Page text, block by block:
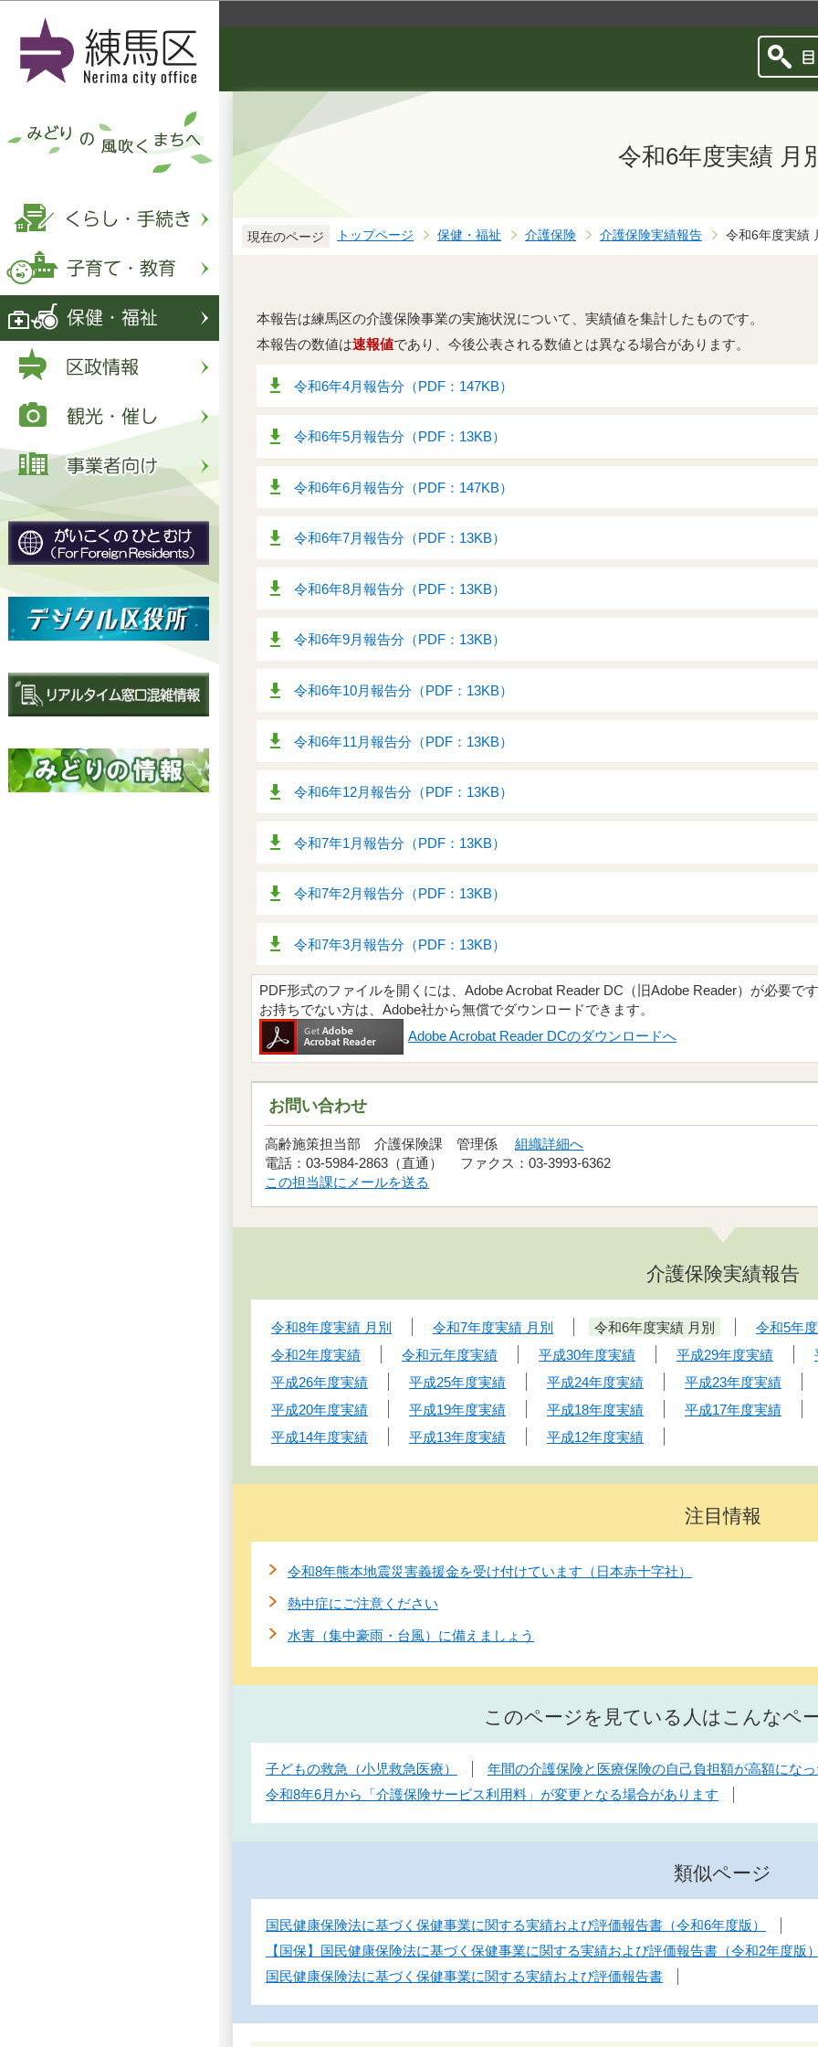
令和6年度実績 月
現在のページ トップページ 保健・福祉 介護保険 介護保険実績報告 令和6年度実績
本報告は練馬区の介護保険事業の実施状況について、実績値を集計したものです。
本報告の数値は速報値であり、今後公表される数値とは異なる場合があります。
令和6年4月報告分（PDF：147KB）
令和6年5月報告分（PDF：13KB）
令和6年6月報告分（PDF：147KB）
令和6年7月報告分（PDF：13KB）
令和6年8月報告分（PDF：13KB）
令和6年9月報告分（PDF：13KB）
令和6年10月報告分（PDF：13KB）
令和6年11月報告分（PDF：13KB）
令和6年12月報告分（PDF：13KB）
令和7年1月報告分（PDF：13KB）
令和7年2月報告分（PDF：13KB）
令和7年3月報告分（PDF：13KB）
PDF形式のファイルを開くには、Adobe Acrobat Reader DC（旧Adobe Reader）が必要で
お持ちでない方は、Adobe社から無償でダウンロードできます。
Adobe Acrobat Reader DCのダウンロードへ
お問い合わせ
高齢施策担当部 介護保険課 管理係 組織詳細へ
電話：03-5984-2863（直通） ファクス：03-3993-6362
この担当課にメールを送る
介護保険実績報告
令和8年度実績 月別 令和7年度実績 月別 令和6年度実績 月別
令和5年
令和2年度実績
令和元年度実績 平成30年度実績 平成29年度実績
平成26年度実績
平成25年度実績 平成24年度実績
平成23年度実績
平成20年度実績
平成19年度実績 平成18年度実績
平成17年度実績
平成14年度実績
平成13年度実績 平成12年度実績
注目情報
令和8年熊本地震災害義援金を受け付けています（日本赤十字社）
熱中症にご注意ください
水害（集中豪雨・台風）に備えましょう
このページを見ている人はこんなペ
子どもの救急（小児救急医療）
年間の介護保険と医療保険の自己負担額が高額にな
令和8年6月から「介護保険サービス利用料」が変更となる場合があります
類似ページ
国民健康保険法に基づく保健事業に関する実績および評価報告書（令和6年度版）
【国保】国民健康保険法に基づく保健事業に関する実績および評価報告書（令和2年度版
国民健康保険法に基づく保健事業に関する実績および評価報告書